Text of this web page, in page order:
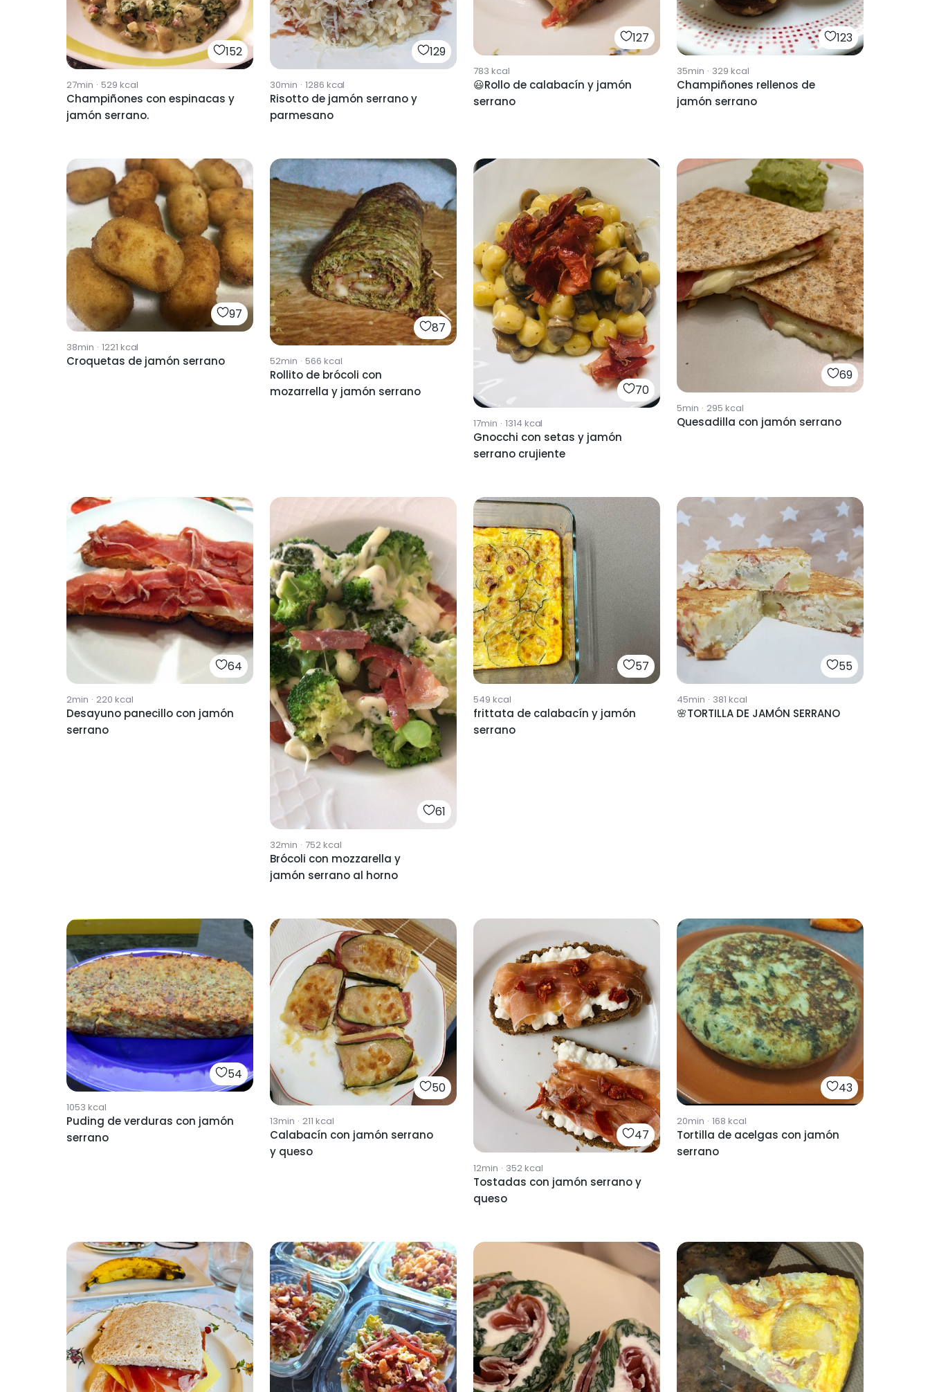
152
27min · 529 kcal
Champiñones con espinacas y
jamón serrano.
129
30min · 1286 kcal
Risotto de jamón serrano y
parmesano
127
783 kcal
😃Rollo de calabacín y jamón
serrano
123
35min · 329 kcal
Champiñones rellenos de
jamón serrano
97
38min · 1221 kcal
Croquetas de jamón serrano
87
52min · 566 kcal
Rollito de brócoli con
mozarrella y jamón serrano
70
17min · 1314 kcal
Gnocchi con setas y jamón
serrano crujiente
69
5min · 295 kcal
Quesadilla con jamón serrano
64
2min · 220 kcal
Desayuno panecillo con jamón
serrano
61
32min · 752kcal
Brócoli con mozzarella y
jamón serrano al horno
57
549 kcal
frittata de calabacín y jamón
serrano
55
45min · 381 kcal
🌸TORTILLA DE JAMÓN SERRANO
54
1053 kcal
Puding de verduras con jamón
serrano
50
13min · 211 kcal
Calabacín con jamón serrano
y queso
47
12min · 352kcal
Tostadas con jamón serrano y
queso
43
20min · 168 kcal
Tortilla de acelgas con jamón
serrano